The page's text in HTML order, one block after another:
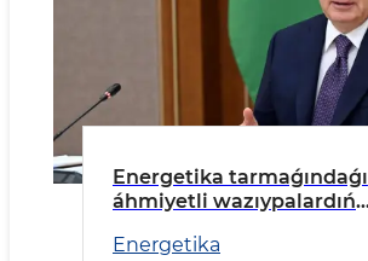
Energetika tarmaǵındaǵı
áhmiyetli wazıypalardıń
Energetika